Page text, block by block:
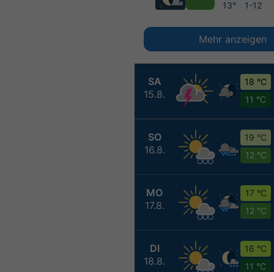
SA
15.8.
18 °C
11 °C
SO
16.8.
19 °C
12 °C
MO
17.8.
17 °C
12 °C
DI
18.8.
16 °C
11 °C
13° 1-12
Mehr anzeigen